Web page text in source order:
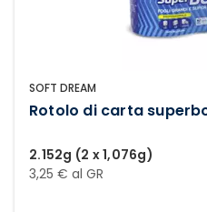
SOFT DREAM
Rotolo di carta
2.152g (2 x 1,076g)
3,25 € al GR